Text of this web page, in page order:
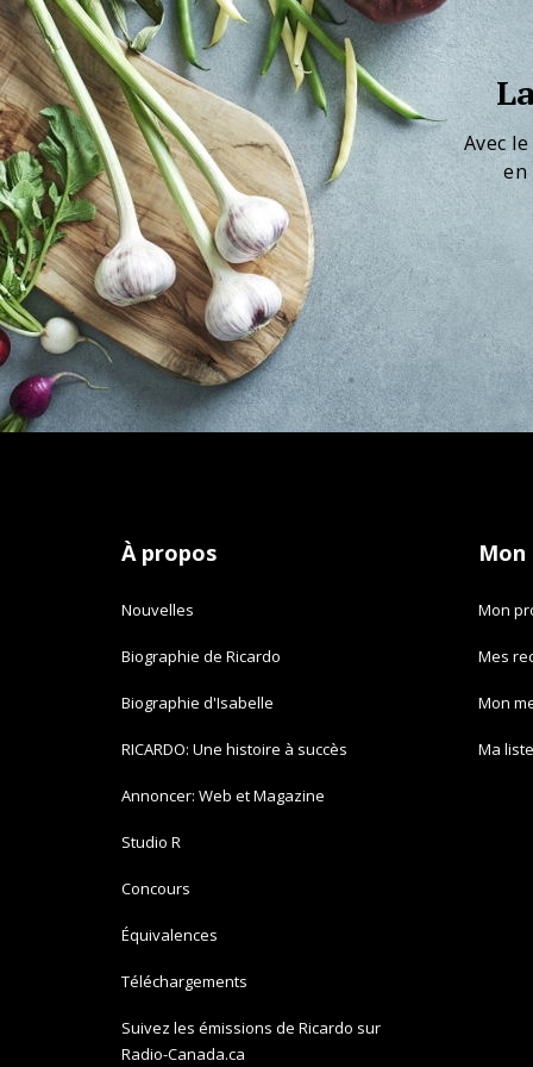
Avec
en
À propos
Nouvelles
Biographie de Ricardo
Biographie d'Isabelle
RICARDO: Une histoire à succès
Annoncer: Web et Magazine
Studio R
Concours
Équivalences
Téléchargements
Suivez les émissions de Ricardo sur
Radio-Canada.ca
Mon
Mon
Mes
Mon
Ma